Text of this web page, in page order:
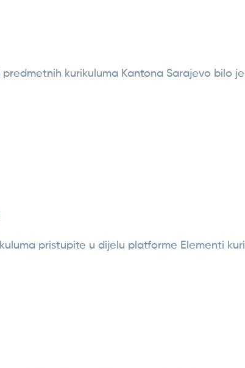
kurikuluma Kantona Sarajevo bilo
pristupite u dijelu platforme Elementi